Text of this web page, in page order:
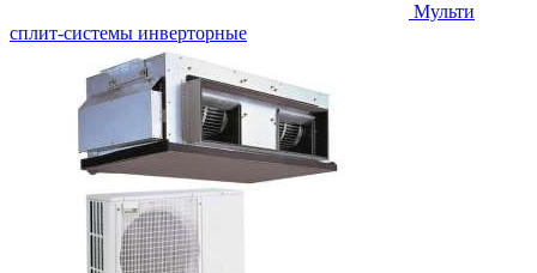
Мульти
сплит-системы инверторные